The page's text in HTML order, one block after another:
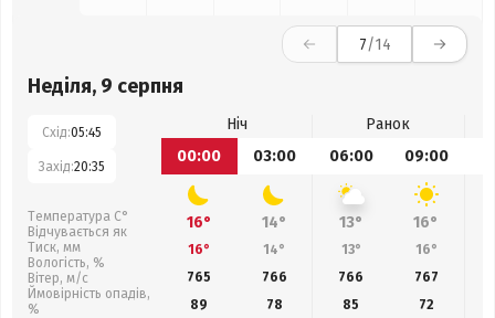
7/14
Неділя, 9 серпня
Схід:05:45
Захід:20:35
Температура С°
Відчувається як
Тиск, мм
Вологість, %
Вітер, м/с
Ймовірність опадів,
%
Ніч
Ранок
00:00
03:00 06:00 09:00
16° 14° 13° 16°
16° 14° 13° 16°
765
766 766 767
89
78 85
72